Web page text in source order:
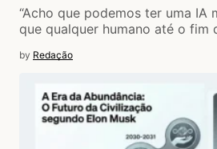
“Acho que podemos ter uma IA
que qualquer humano até o fim
by Redação